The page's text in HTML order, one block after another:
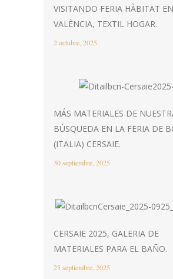
VISITANDO FERIA HÀBITAT EN
VALÈNCIA, TEXTIL HOGAR.
2 octubre, 2025
MÁS MATERIALES DE
BÚSQUEDA EN LA FERIA DE
(ITALIA) CERSAIE.
30 septiembre, 2025
CERSAIE 2025, GALERIA DE
MATERIALES PARA EL BAÑO.
25 septiembre, 2025